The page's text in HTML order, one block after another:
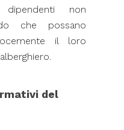
non
che possano
il loro
del